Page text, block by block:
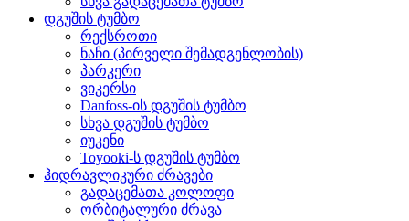
დგუშის ტუმბო
რექსროთი
ნაჩი (პირველი შემადგენლობის)
პარკერი
ვიკერსი
Danfoss-ის დგუშის ტუმბო
სხვა დგუშის ტუმბო
იუკენი
Toyooki-ს დგუშის ტუმბო
ჰიდრავლიკური ძრავები
გადაცემათა კოლოფი
ორბიტალური ძრავა